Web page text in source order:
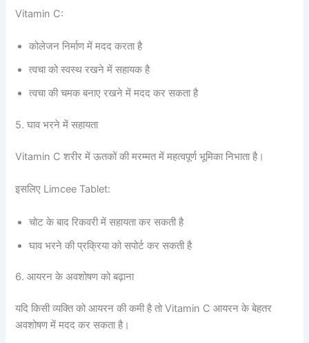
Vitamin C:
कोलेजन निर्माण में मदद करता है
त्वचा को स्वस्थ रखने में सहायक है
त्वचा की चमक बनाए रखने में मदद कर सकता है
5. घाव भरने में सहायता
Vitamin C शरीर में ऊतकों की मरम्मत में महत्वपूर्ण भूमिका निभाता है।
इसलिए Limcee Tablet:
चोट के बाद रिकवरी में सहायता कर सकती है
घाव भरने की प्रक्रिया को सपोर्ट कर सकती है
6. आयरन के अवशोषण को बढ़ाना
यदि किसी व्यक्ति को आयरन की कमी है तो Vitamin C आयरन के बेहतर
अवशोषण में मदद कर सकता है।